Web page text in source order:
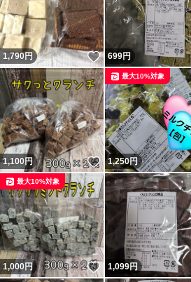
1,790円 いいね！
699円
1,100円 いいね！
1,250円
最大10%対象
1,000円 いいね！
最大10%対象
1,099円